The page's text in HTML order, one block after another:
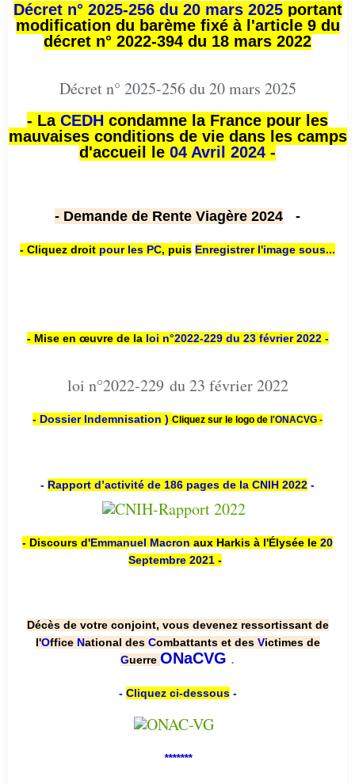
Décret n° 2025-256 du 20 mars 2025portant
modification du barème fixé à l'article 9 du
décret n° 2022-394 du 18 mars 2022
Décret n° 2025-256 du 20 mars 2025
- La CEDH condamne la France pour les
mauvaises conditions de vie dans les camps
d'accueil le 04 Avril 2024 -
- Demande de Rente Viagère 2024 -
- Cliquez droit pour les PC, puis Enregistrer l'image sous...
- Mise en œuvre de la loi n°2022-229 du 23 février 2022 -
loi n°2022-229 du 23 février 2022
- Dossier Indemnisation ) Cliquez sur le logo de l'ONACVG -
- Rapport d’activité de 186 pages de la CNIH 2022 -
- Discours d'Emmanuel Macron aux Harkis à l'Élysée le 20
Septembre 2021 -
Décès de votre conjoint, vous devenez ressortissant de
l'Office National des Combattants et des Victimes de
Guerre ONaCVG .
- Cliquez ci-dessous-
*******